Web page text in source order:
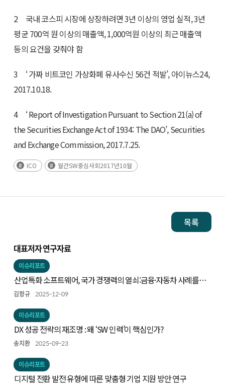
2 국내 코스피 시장에 상장하려면 3년 이상의 영업 실적, 3년
평균 700억 원 이상의 매출액, 1,000억원 이상의 최근 매출액
등의 요건을 갖춰야 함
3 ‘ 가짜 비트코인 가상화폐 유사수신 56건 적발’, 아이뉴스24,
2017.10.18.
4 ‘ Report of Investigation Pursuant to Section 21(a) of
the Securities Exchange Act of 1934: The DAO’, Securities
and Exchange Commission, 2017.7.25.
ICO 월간SW중심사회2017년10월
목록
대표저자 연구자료
이슈리포트
산업특화 소프트웨어, 국가 경쟁력의 열쇠:금융·자동차 사례를
중심으로
김항규 2025-12-09
이슈리포트
DX 성공 전략의 재조명 : 왜 ‘SW 인력’이 핵심인가?
송지환 2025-09-23
이슈리포트
디지털 전환 발전 유형에 따른 맞춤형 기업 지원 방안 연구